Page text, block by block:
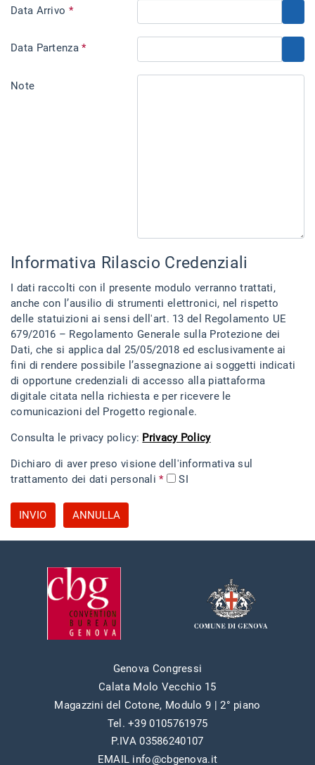
Data Arrivo *
Data Partenza*
Note
Informativa Rilascio Credenziali
I dati raccolti con il presente modulo verranno trattati,
anche con l’ausilio di strumenti elettronici, nel rispetto
delle statuizioni ai sensi dell'art. 13 del Regolamento UE
679/2016 – Regolamento Generale sulla Protezione dei
Dati, che si applica dal 25/05/2018 ed esclusivamente ai
fini di rendere possibile l’assegnazione ai soggetti indicati
di opportune credenziali di accesso alla piattaforma
digitale citata nella richiesta e per ricevere le
comunicazioni del Progetto regionale.
Consulta le privacy policy: Privacy Policy
Dichiaro di aver preso visione dell'informativa sul
trattamento dei dati personali * SI
INVIO ANNULLA
Genova Congressi
Calata Molo Vecchio 15
Magazzini del Cotone, Modulo 9 | 2° piano
Tel. +39 0105761975
P.IVA 03586240107
EMAIL info@cbgenova.it